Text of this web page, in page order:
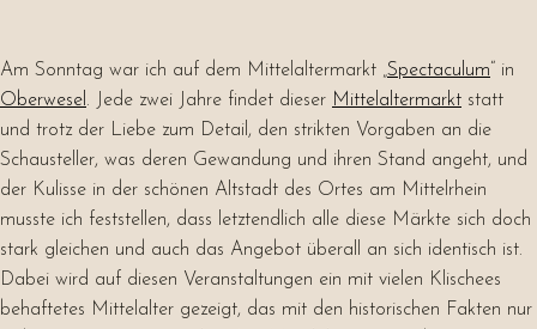
Am Sonntag war ich auf dem Mittelaltermarkt „Spectaculum “ in
Oberwesel . Jede zwei Jahre findet dieser Mittelaltermarkt statt
und trotz der Liebe zum Detail, den strikten Vorgaben an die
Schausteller, was deren Gewandung und ihren Stand angeht, und
der Kulisse in der schönen Altstadt des Ortes am Mittelrhein
musste ich feststellen, dass letztendlich alle diese Märkte sich doch
stark gleichen und auch das Angebot überall an sich identisch ist.
Dabei wird auf diesen Veranstaltungen ein mit vielen Klischees
behaftetes Mittelalter gezeigt, das mit den historischen Fakten nur